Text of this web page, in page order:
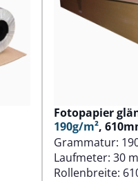
Fotopapier
190g/m²,
Grammatur:
Laufmeter: 30 m
Rollenbreite: